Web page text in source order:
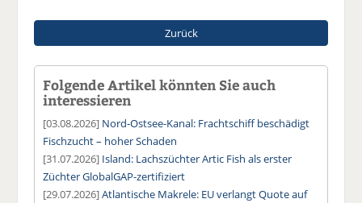
Zurück
Folgende Artikel könnten Sie auch
interessieren
[03.08.2026] Nord-Ostsee-Kanal: Frachtschiff beschädigt
Fischzucht – hoher Schaden
[31.07.2026] Island: Lachszüchter Artic Fish als erster
Züchter GlobalGAP-zertifiziert
[29.07.2026]Atlantische Makrele: EU verlangt Quote auf